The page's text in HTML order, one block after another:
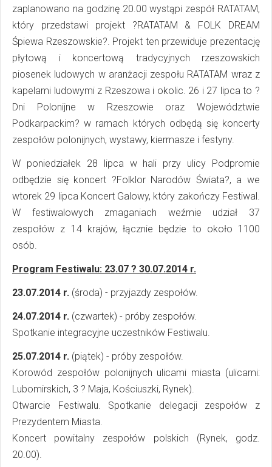
zaplanowano na godzinę 20.00 wystąpi zespół RATATAM,
który przedstawi projekt ?RATATAM & FOLK DREAM
Śpiewa Rzeszowskie?. Projekt ten przewiduje prezentację
płytową i koncertową tradycyjnych rzeszowskich
piosenek ludowych w aranżacji zespołu RATATAM wraz z
kapelami ludowymi z Rzeszowa i okolic. 26 i 27 lipca to ?
Dni Polonijne w Rzeszowie oraz Województwie
Podkarpackim? w ramach których odbędą się koncerty
zespołów polonijnych, wystawy, kiermasze i festyny.
W poniedziałek 28 lipca w hali przy ulicy Podpromie
odbędzie się koncert ?Folklor Narodów Świata?, a we
wtorek 29 lipca Koncert Galowy, który zakończy Festiwal.
W festiwalowych zmaganiach weźmie udział 37
zespołów z 14 krajów, łącznie będzie to około 1100
osób.
Program Festiwalu: 23.07 ? 30.07.2014 r.
23.07.2014 r. (środa) - przyjazdy zespołów.
24.07.2014 r. (czwartek) - próby zespołów.
Spotkanie integracyjne uczestników Festiwalu.
25.07.2014 r. (piątek) - próby zespołów.
Korowód zespołów polonijnych ulicami miasta (ulicami:
Lubomirskich, 3 ? Maja, Kościuszki, Rynek).
Otwarcie Festiwalu. Spotkanie delegacji zespołów z
Prezydentem Miasta.
Koncert powitalny zespołów polskich (Rynek, godz.
20.00).